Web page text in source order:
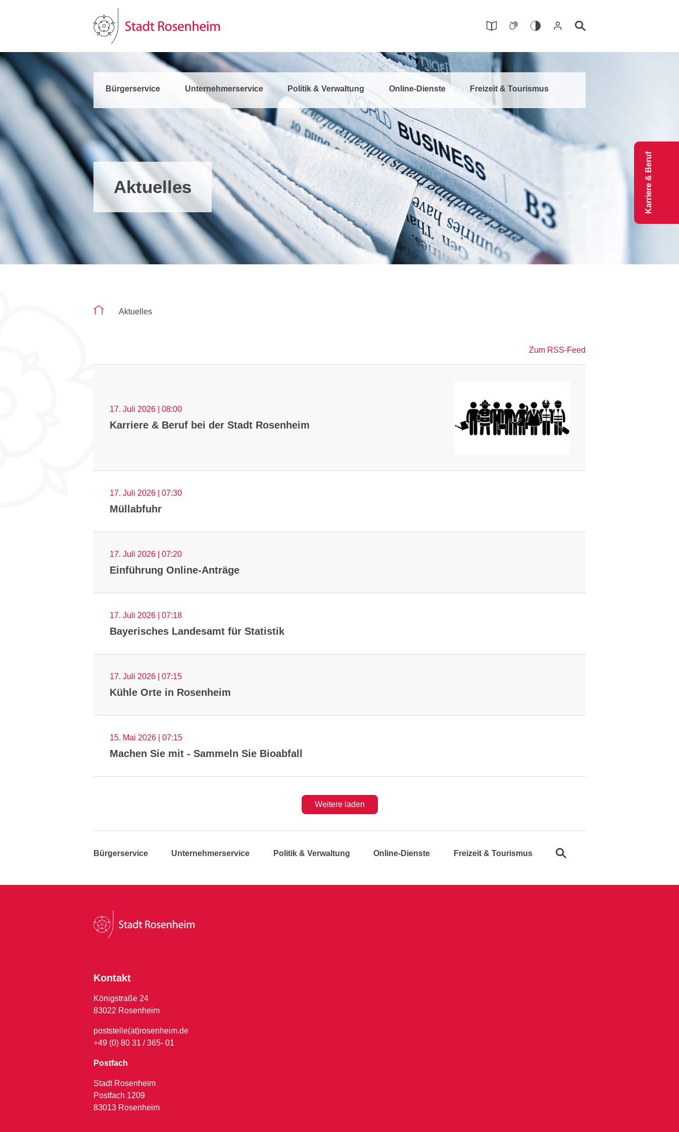
Bürgerservice Unternehmerservice Politik & Verwaltung Online-Dienste Freizeit & Tourismus
Aktuelles Karriere & Beruf
Sie befinden sich auf der Seite "Aktuelles"
Aktuelles
Zum RSS-Feed
17. Juli 2026 | 08:00
Karriere & Beruf bei der Stadt Rosenheim
17. Juli 2026 | 07:30
Müllabfuhr
17. Juli 2026 | 07:20
Einführung Online-Anträge
17. Juli 2026 | 07:18
Bayerisches Landesamt für Statistik
17. Juli 2026 | 07:15
Kühle Orte in Rosenheim
15. Mai 2026 | 07:15
Machen Sie mit - Sammeln Sie Bioabfall
Weitere laden
Bürgerservice Unternehmerservice Politik & Verwaltung Online-Dienste Freizeit & Tourismus Suche öffnen
Kontakt
Königstraße 24
83022 Rosenheim
poststelle(at)rosenheim.de
+49 (0) 80 31 / 365- 01
Postfach
Stadt Rosenheim
Postfach 1209
83013 Rosenheim